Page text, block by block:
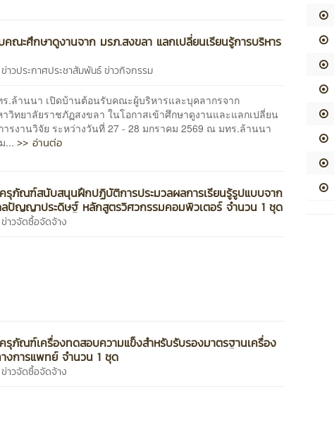
ณะศึกษาดูงานจาก มรภ.สงขลา แลกเปลี่ยนเรียนรู้การบริหาร
ข่าวประกาศประชาสัมพันธ์ ข่าวกิจกรรม
.ล้านนา เปิดบ้านต้อนรับคณะผู้บริหารและบุคลากรจาก
ทยาลัยราชภัฏสงขลา ในโอกาสเข้าศึกษาดูงานและแลกเปลี่ยน
ารงานวิจัย ระหว่างวันที่ 27 - 28 มกราคม 2569 ณ มทร.ล้านนา
ม...>> อ่านต่อ
ครุภัณฑ์สนับสนุนฝึกปฏิบัติการประมวลผลการเรียนรู้รูปแบบจาก
ลปัญญาประดิษฐ์ หลักสูตรวิศวกรรมคอมพิวเตอร์ จำนวน 1 ชุด
ข่าวจัดซื้อจัดจ้าง
รุภัณฑ์เครื่องทดสอบความแข็งสำหรับรับรองมาตรฐานเครื่อง
งการแพทย์ จำนวน 1 ชุด
ข่าวจัดซื้อจัดจ้าง